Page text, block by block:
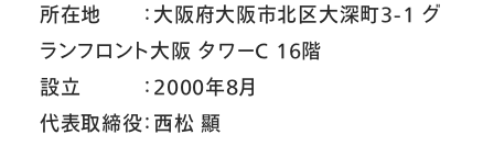
所在地 ：大阪府大阪市北区大深町3-1 グ
ランフロント大阪 タワーC 16階
設立 ：2000年8月
代表取締役：西松 顯